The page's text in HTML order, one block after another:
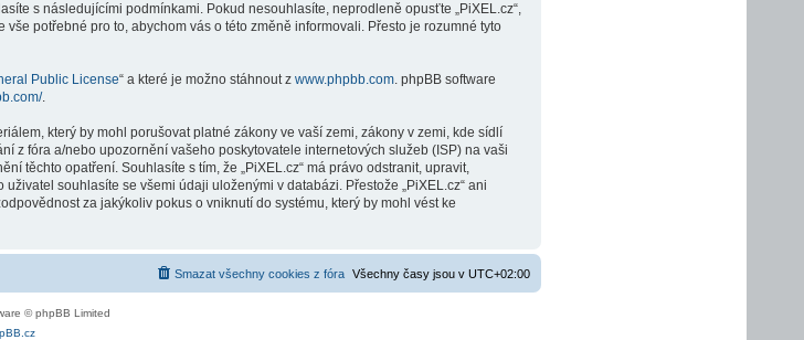
s následujícími podmínkami. Pokud nesouhlasíte, neprodleně opusťte „PiXEL.cz“,
potřebné pro to, abychom vás o této změně informovali. Přesto je rozumné tyto
Public License“ a které je možno stáhnout z www.phpbb.com. phpBB software
.
který by mohl porušovat platné zákony ve vaší zemi, zákony v zemi, kde sídlí
z fóra a/nebo upozornění vašeho poskytovatele internetových služeb (ISP) na vaši
těchto opatření. Souhlasíte s tím, že „PiXEL.cz“ má právo odstranit, upravit,
souhlasíte se všemi údaji uloženými v databázi. Přestože „PiXEL.cz“ ani
za jakýkoliv pokus o vniknutí do systému, který by mohl vést ke
Všechny časy jsou v UTC+02:00
Smazat všechny cookies z fóra
© phpBB Limited